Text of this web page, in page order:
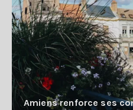
Amiens renforce ses